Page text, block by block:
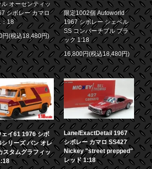
オーセンティッ
シボレー カマロ
18
円(税込18,480円)
限定1002個 Autoworld
1967 シボレー シェベル
SS コンバーチブル ブラ
ック 1:18
16,800円(税込18,480円)
ェイ61 1976 シボ
シリーズ バン オレ
スタムグラフィッ
Lane/ExactDetail 1967
シボレー カマロ SS427
Nickey "street prepped"
レッド 1:18